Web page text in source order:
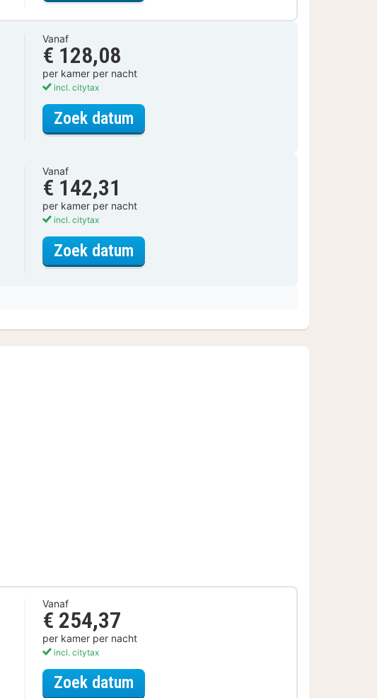
Vanaf
€ 128,08
per kamer per nacht
incl. citytax
Zoek datum
Vanaf
€ 142,31
per kamer per nacht
incl. citytax
Zoek datum
Vanaf
€ 254,37
per kamer per nacht
incl. citytax
Zoek datum